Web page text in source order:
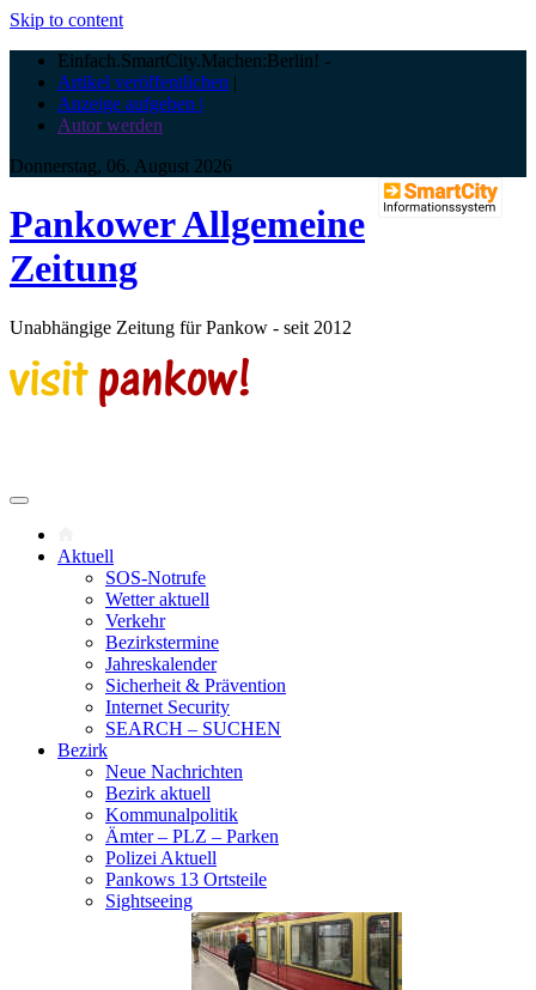
Skip to content
Einfach.SmartCity.Machen:Berlin! -
Artikel veröffentlichen |
Anzeige aufgeben |
Autor werden
Donnerstag, 06. August 2026
Pankower Allgemeine
Zeitung
Unabhängige Zeitung für Pankow - seit 2012
Aktuell
SOS-Notrufe
Wetter aktuell
Verkehr
Bezirkstermine
Jahreskalender
Sicherheit & Prävention
Internet Security
SEARCH – SUCHEN
Bezirk
Neue Nachrichten
Bezirk aktuell
Kommunalpolitik
Ämter – PLZ – Parken
Polizei Aktuell
Pankows 13 Ortsteile
Sightseeing